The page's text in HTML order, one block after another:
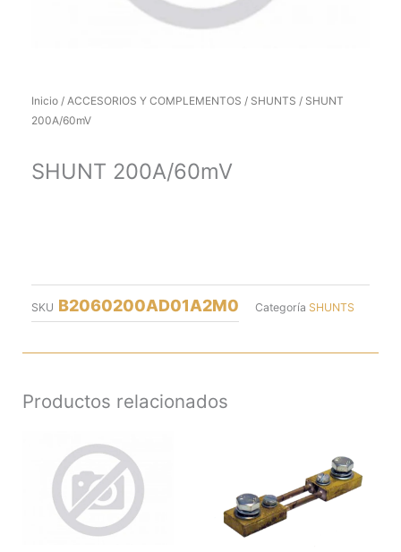
Inicio / ACCESORIOS Y COMPLEMENTOS / SHUNTS / SHUNT
200A/60mV
SHUNT 200A/60mV
SKU B2060200AD01A2M0 Categoría SHUNTS
Productos relacionados